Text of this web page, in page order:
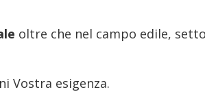
oltre che nel campo edile,
Vostra esigenza.